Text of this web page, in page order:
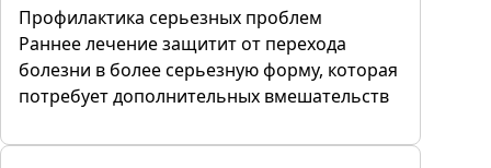
Профилактика серьезных проблем
Раннее лечение защитит от перехода
болезни в более серьезную форму, которая
потребует дополнительных вмешательств